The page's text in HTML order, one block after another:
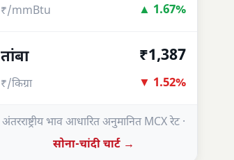
₹/mmBtu ▲ 1.67%
तांबा
₹/किग्रा
₹1,387
▼ 1.52%
अंतरराष्ट्रीय भाव आधारित अनुमानित MCX रेट ·
सोना-चांदी चार्ट →